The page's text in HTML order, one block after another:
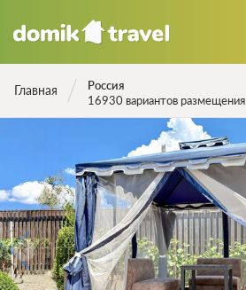
Главная
Россия
16930 вариантов размещения